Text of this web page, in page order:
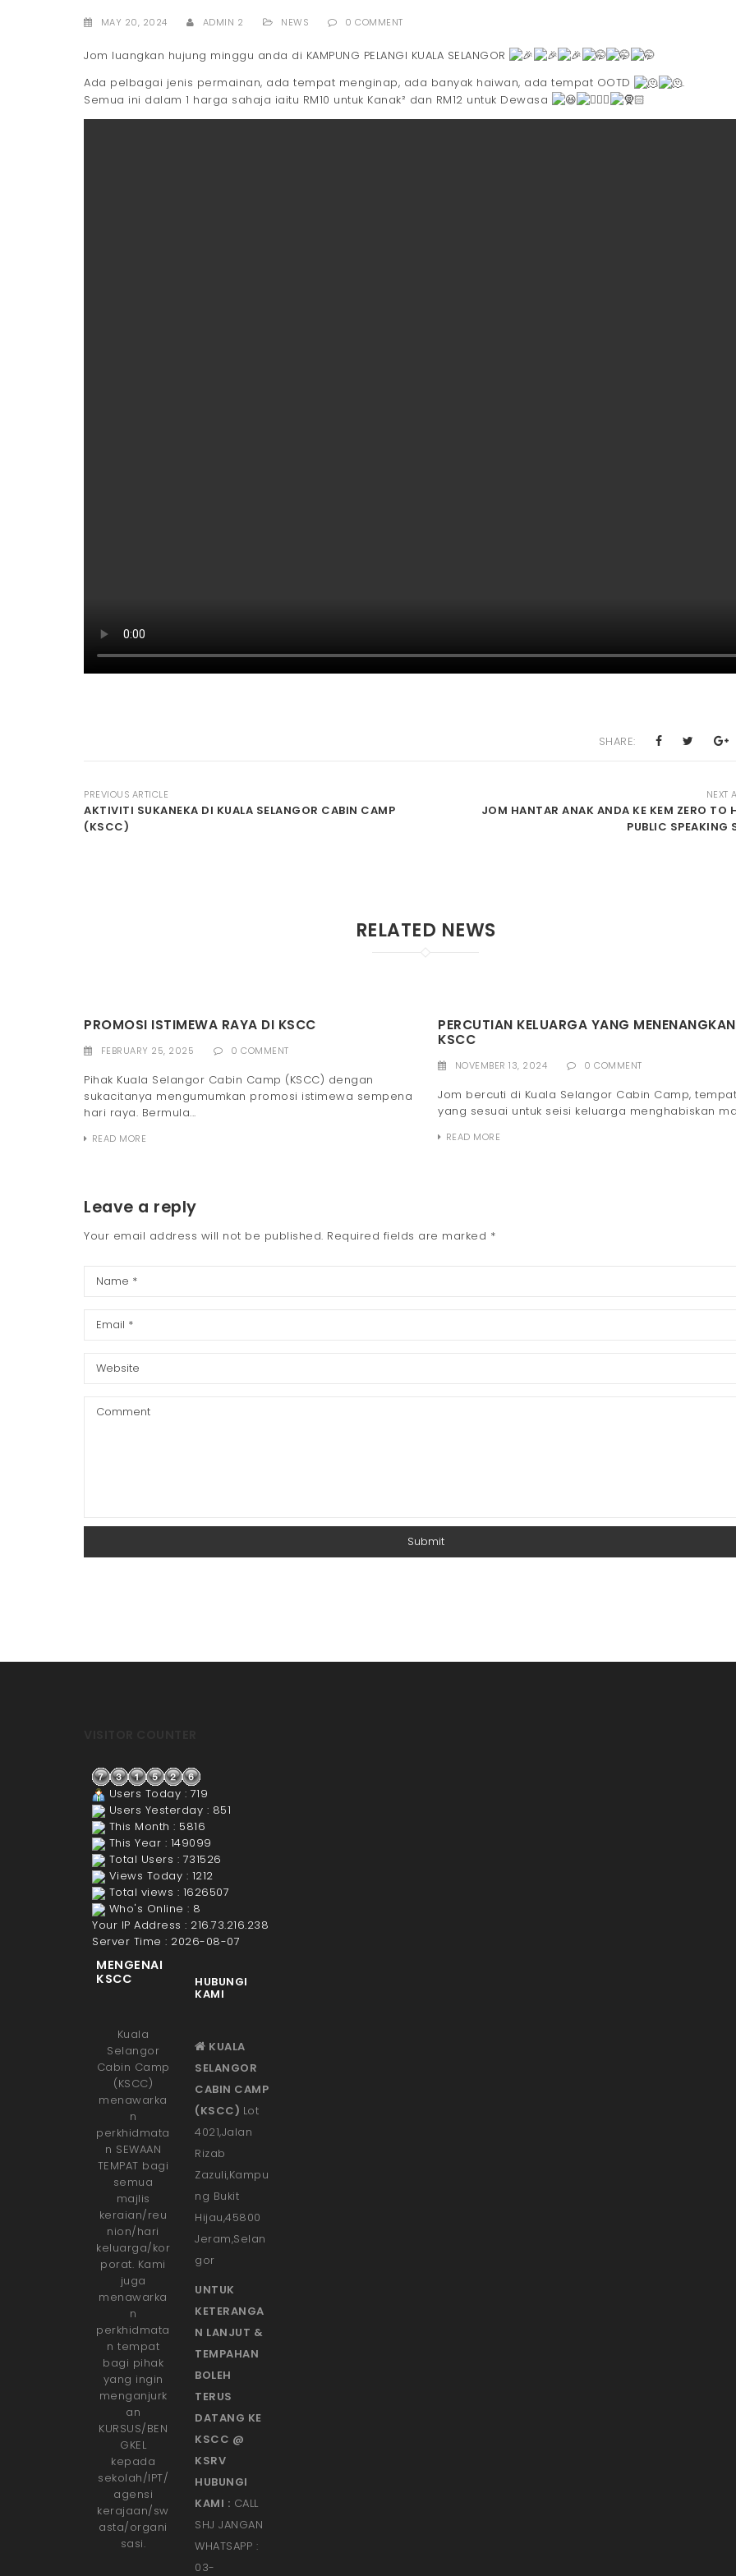
MAY 20, 2024 ADMIN 2 NEWS 0 COMMENT
Jom luangkan hujung minggu anda di KAMPUNG PELANGI KUALA SELANGOR
Ada pelbagai jenis permainan, ada tempat menginap, ada banyak haiwan, ada tempat OOTD
.
Semua ini dalam 1 harga sahaja iaitu RM10 untuk Kanak² dan RM12 untuk Dewasa
SHARE:
PREVIOUS ARTICLE
AKTIVITI SUKANEKA DI KUALA SELANGOR CABIN CAMP
(KSCC)
NEXT
JOM HANTAR ANAK ANDA KE KEM ZERO TO
PUBLIC SPEAKING
RELATED NEWS
PROMOSI ISTIMEWA RAYA DI KSCC
FEBRUARY 25, 2025 0 COMMENT
Pihak Kuala Selangor Cabin Camp (KSCC) dengan
sukacitanya mengumumkan promosi istimewa sempena
hari raya. Bermula...
READ MORE
PERCUTIAN KELUARGA YANG
KSCC
NOVEMBER 13, 2024 0 COMMENT
Jom bercuti di Kuala Selangor Cabin Camp,
yang sesuai untuk seisi keluarga menghabiskan
READ MORE
Leave a reply
Your email address will not be published. Required fields are marked *
Users Today : 719
Users Yesterday : 851
This Month : 5816
This Year : 149099
Total Users : 731526
Views Today : 1212
Total views : 1626507
Who's Online : 8
Your IP Address : 216.73.216.238
Server Time : 2026-08-07
MENGENAI
KSCC
Kuala
Selangor
Cabin Camp
(KSCC)
menawarka
n
perkhidmata
n SEWAAN
TEMPAT bagi
semua
majlis
keraian/reu
nion/hari
keluarga/kor
porat. Kami
juga
menawarka
n
perkhidmata
n tempat
bagi pihak
yang ingin
menganjurk
an
KURSUS/BEN
GKEL
kepada
sekolah/IPT/
agensi
kerajaan/sw
asta/organi
sasi.
HUBUNGI
KAMI
KUALA
SELANGOR
CABIN CAMP
(KSCC) Lot
4021,Jalan
Rizab
Zazuli,Kampu
ng Bukit
Hijau,45800
Jeram,Selan
gor
UNTUK
KETERANGA
N LANJUT &
TEMPAHAN
BOLEH
TERUS
DATANG KE
KSCC @
KSRV
HUBUNGI
KAMI : CALL
SHJ JANGAN
WHATSAPP :
03-